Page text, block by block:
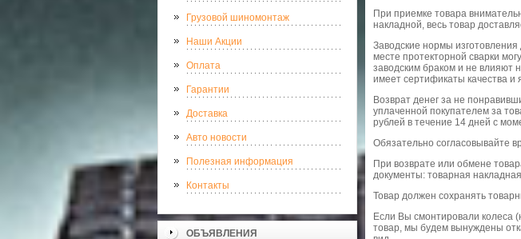
Грузовой шиномонтаж
Наши Акции
Оплата
Гарантии
Доставка
Авто новости
Полезная информация
Контакты
ОБЪЯВЛЕНИЯ
При приемке товара
накладной, весь товар
Заводские нормы
месте протекторной сварки
заводским браком и не влияют
имеет сертификаты качества и
Возврат денег за не
уплаченной покупателем за
рублей в течение 14 дней с
Обязательно согласовывайте
При возврате или обмене
документы: товарная
Товар должен сохранять
Если Вы смонтировали колеса
товар, мы будем вынуждены